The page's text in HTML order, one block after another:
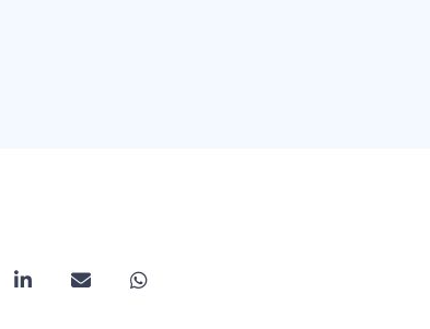
via Twitter/X
deze pagina op Facebook
Deel deze pagina op LinkedIn
Deel deze pagina via e-mail
Deel deze pagina via WhatsApp